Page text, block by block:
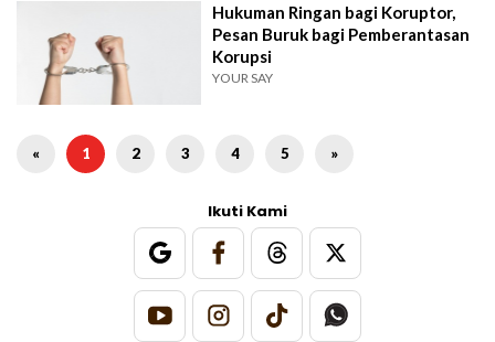
Hukuman Ringan bagi Koruptor,
Pesan Buruk bagi Pemberantasan
Korupsi
YOUR SAY
« 1 2 3 4 5 »
Ikuti Kami